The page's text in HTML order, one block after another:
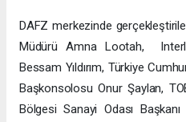
DAFZ merkezinde
Müdürü Amna Lootah,
Bessam Yıldırım, Türkiye
Başkonsolosu Onur Şaylan,
Bölgesi Sanayi Odası